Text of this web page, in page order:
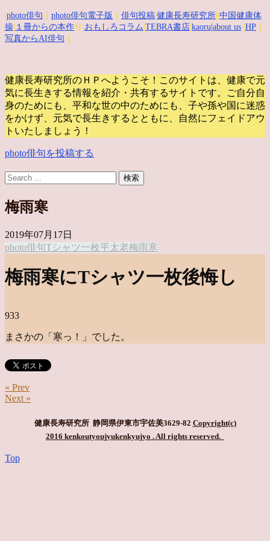
photo俳句 photo俳句電子版 俳句投稿 健康長寿研究所 中国健康体
操 １冊からの本作 り| おもしろコラム TEBRA書店 kaoru |about us HP
写真からAI俳句
健康長寿研究所のＨＰへようこそ！このサイトは、健康で元
気に長生きする情報を紹介・共有するサイトです。
ご自分自
身のためにも、平和な世の中のためにも、子や孫や国に迷惑
をかけず、元気で長生きするとともに、自然にフェイドアウ
トいたしましょう！
photo俳句を投稿する
梅雨寒
2019年07月17日
photo俳句Tシャツ一枚平太老梅雨寒
梅雨寒にTシャツ一枚後悔し
933
まさかの「寒っ！」でした。
« Prev
Next »
健康長寿研究所 静岡県伊東市宇佐美3629-82 Copyright(c)
2016 kenkoutyoujyukenkyujyo . All rights reserved.
Top